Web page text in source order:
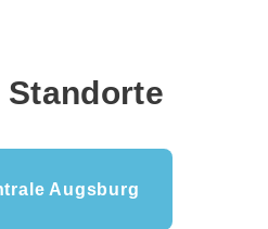
Standorte
Augsburg